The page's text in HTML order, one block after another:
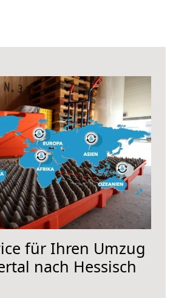
für Ihren Umzug
nach Hessisch